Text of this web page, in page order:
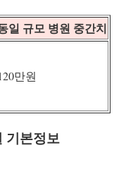
일 규모 병원 중간치
만원
기본정보